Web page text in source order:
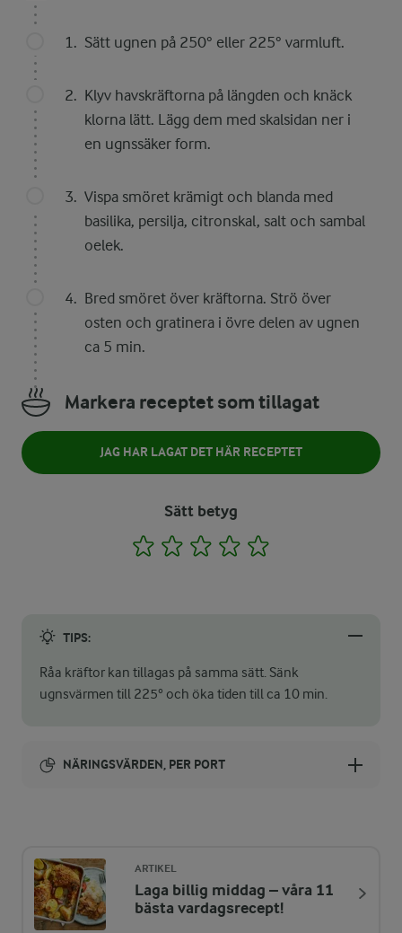
Sätt ugnen på 250° eller 225° varmluft.
Klyv havskräftorna på längden och knäck
klorna lätt. Lägg dem med skalsidan ner i
en ugnssäker form.
Vispa smöret krämigt och blanda med
basilika, persilja, citronskal, salt och sambal
oelek.
Bred smöret över kräftorna. Strö över
osten och gratinera i övre delen av ugnen
ca 5 min.
Markera receptet som tillagat
JAG HAR LAGAT DET HÄR RECEPTET
Sätt betyg
1 2 3 4
TIPS:
Råa kräftor kan tillagas på samma sätt. Sänk
ugnsvärmen till 225° och öka tiden till ca 10 min.
NÄRINGSVÄRDEN, PER PORT
ENERGIDISTRIBUTION %
NÄRINGSVÄRDEN PER PORT
ARTIKEL
Laga billig middag – våra 11
bästa vardagsrecept!